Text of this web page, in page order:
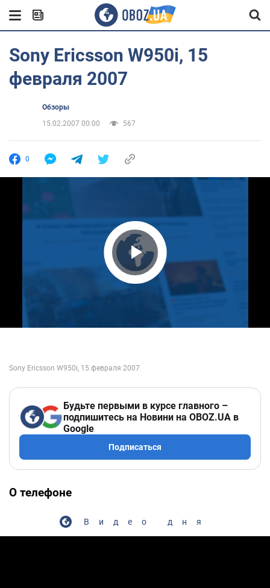
Sony Ericsson W950i, 15
февраля 2007
Обзоры
15.02.2007 00:00
567
0
Play Video
Будьте первыми в курсе главного –
подпишитесь на Новини на OBOZ.UA в
Google
Подписаться
О телефоне
Видео дня